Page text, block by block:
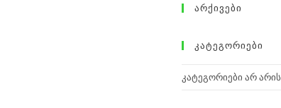
Არქივები
Კატეგორიები
კატეგორიები არ არის